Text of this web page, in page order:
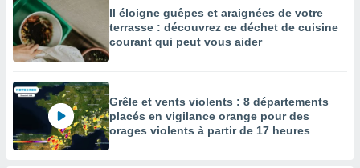
Il éloigne guêpes et araignées de votre
terrasse : découvrez ce déchet de cuisine
courant qui peut vous aider
Grêle et vents violents : 8 départements
placés en vigilance orange pour des
orages violents à partir de 17 heures